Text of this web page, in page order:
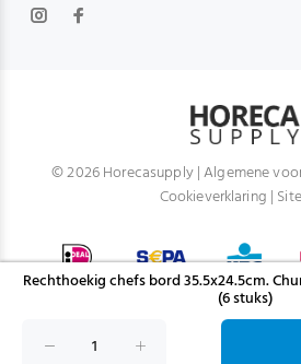
Rechthoekig chefs bord 35.5x24.5cm.
(6 stuks)
© 2026 Horecasupply |Algemene
Cookieverklaring |